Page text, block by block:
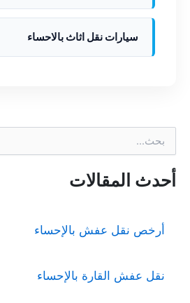
سيارات نقل اثاث بالاحساء
ح
ثأحدث المقالات
أرخص نقل عفش بالإحساء
نقل عفش القارة بالإحساء